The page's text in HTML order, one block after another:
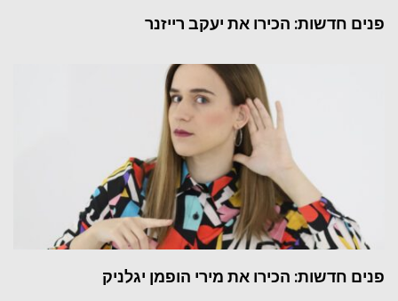
פנים חדשות: הכירו את יעקב רייזנר
פנים חדשות: הכירו את מירי הופמן יגלניק